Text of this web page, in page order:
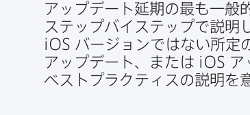
アップデート延期の​最も​一般
ステップバイステップで​説明
iOS バージ​ョンではない​所定
アップデート、​または iOS ア
ベストプラクティスの​説明を​